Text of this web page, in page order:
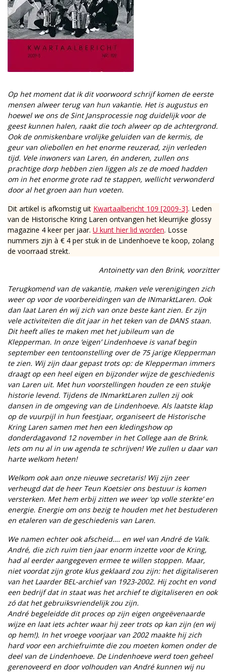
Op het moment dat ik dit voorwoord schrijf komen de eerste
mensen alweer terug van hun vakantie. Het is augustus en
hoewel we ons de Sint Jans­processie nog duidelijk voor de
geest kunnen halen, raakt die toch alweer op de achtergrond.
Ook de onmiskenbare vrolijke geluiden van de kermis, de
geur van oliebollen en het enorme reuzerad, zijn verleden
tijd. Vele inwoners van Laren, én anderen, zullen ons
prachtige dorp hebben zien liggen als ze de moed hadden
om in het enorme grote rad te stappen, wellicht verwonderd
door al het groen aan hun voeten.
Dit artikel is afkomstig uit Kwartaalbericht 109 [2009-3]. Leden
van de Historische Kring Laren ontvangen het kleurrijke glossy
magazine 4 keer per jaar. U kunt hier lid worden. Losse
nummers zijn à € 4 per stuk in de Lindenhoeve te koop, zolang
de voorraad strekt.
Antoinetty van den Brink, voorzitter
Terugkomend van de vakantie, maken vele verenigingen zich
weer op voor de voorbereidingen van de INmarktLaren. Ook
dan laat Laren én wij zich van onze beste kant zien. Er zijn
vele activiteiten die dit jaar in het teken van de DANS staan.
Dit heeft alles te maken met het jubileum van de
Klepperman. In onze ‘eigen’ Lindenhoeve is vanaf begin
september een tentoonstelling over de 75 jarige Klepperman
te zien. Wij zijn daar gepast trots op: de Klepperman immers
draagt op een heel eigen en bijzonder wijze de geschiedenis
van Laren uit. Met hun voorstellingen houden ze een stukje
historie levend. Tijdens de INmarktLaren zullen zij ook
dansen in de omgeving van de Lindenhoeve. Als laatste klap
op de vuurpijl in hun feestjaar, organiseert de Historische
Kring Laren samen met hen een kledingshow op
donderdagavond 12 november in het College aan de Brink.
Iets om nu al in uw agenda te schrijven! We zullen u daar van
harte welkom heten!
Welkom ook aan onze nieuwe secretaris! Wij zijn zeer
verheugd dat de heer Teun Koetsier ons bestuur is komen
versterken. Met hem erbij zitten we weer ‘op volle sterkte’ en
energie. Energie om ons bezig te houden met het bestuderen
en etaleren van de geschiedenis van Laren.
We namen echter ook afscheid…. en wel van André de Valk.
André, die zich ruim tien jaar enorm inzette voor de Kring,
had al eerder aangegeven ermee te willen stoppen. Maar,
niet voordat zijn grote klus geklaard zou zijn: het digitaliseren
van het Laarder BEL-archief van 1923-2002. Hij zocht en vond
een bedrijf dat in staat was het archief te digitaliseren en ook
zó dat het gebruiksvriendelijk zou zijn.
André begeleidde dit proces op zijn eigen ongeëvenaarde
wijze en laat iets achter waar hij zeer trots op kan zijn (en wij
op hem!). In het vroege voorjaar van 2002 maakte hij zich
hard voor een archiefruimte die zou moeten komen onder de
deel van de Lindenhoeve. De Lindenhoeve werd toen geheel
gerenoveerd en door volhouden van André kunnen wij nu